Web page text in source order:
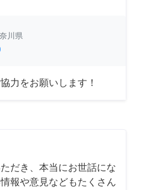
川県
力をお願いします！
だき、本当にお世話にな
報や意見などもたくさん